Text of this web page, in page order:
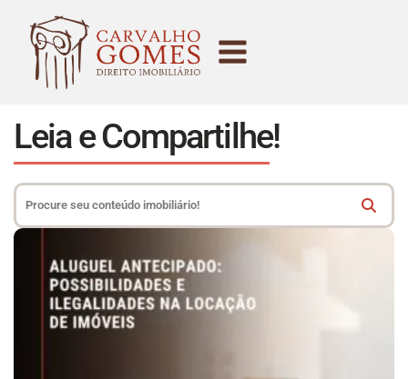
Leia e Compartilhe!